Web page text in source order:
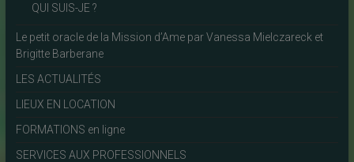
QUI SUIS-JE ?
Le petit oracle de la Mission d’Ame par Vanessa Mielczareck et
Brigitte Barberane
LES ACTUALITÉS
LIEUX EN LOCATION
FORMATIONS en ligne
SERVICES AUX PROFESSIONNELS